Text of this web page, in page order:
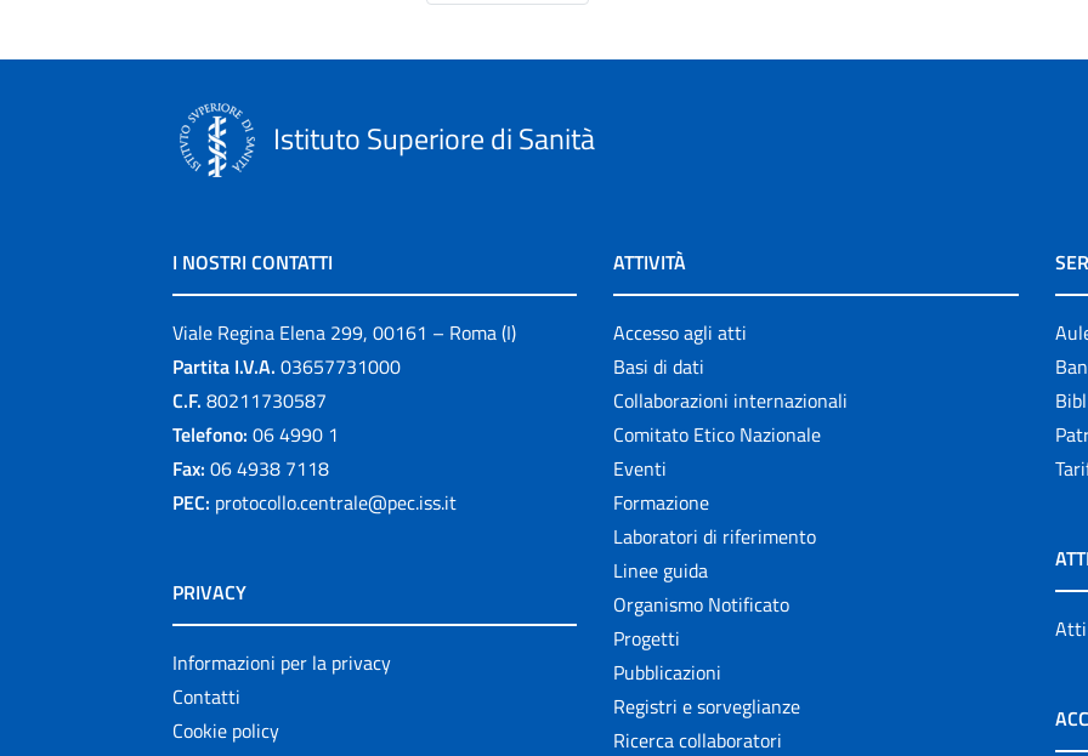
Istituto Superiore di Sanità
I NOSTRI CONTATTI
Viale Regina Elena 299, 00161 – Roma (I)
Partita I.V.A. 03657731000
C.F. 80211730587
Telefono: 06 4990 1
Fax: 06 4938 7118
PEC: protocollo.centrale@pec.iss.it
PRIVACY
Informazioni per la privacy
Contatti
Cookie policy
ATTIVITÀ
Accesso agli atti
Basi di dati
Collaborazioni internazionali
Comitato Etico Nazionale
Eventi
Formazione
Laboratori di riferimento
Linee guida
Organismo Notificato
Progetti
Pubblicazioni
Registri e sorveglianze
Ricerca collaboratori
Atti